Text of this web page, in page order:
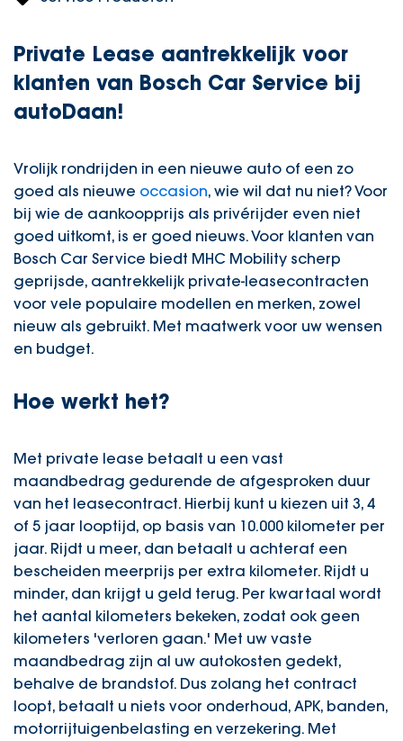
Private Lease aantrekkelijk voor
klanten van Bosch Car Service bij
autoDaan!
Vrolijk rondrijden in een nieuwe auto of een zo
goed als nieuwe occasion, wie wil dat nu niet? Voor
bij wie de aankoopprijs als privérijder even niet
goed uitkomt, is er goed nieuws. Voor klanten van
Bosch Car Service biedt MHC Mobility scherp
geprijsde, aantrekkelijk private-leasecontracten
voor vele populaire modellen en merken, zowel
nieuw als gebruikt. Met maatwerk voor uw wensen
en budget.
Hoe werkt het?
Met private lease betaalt u een vast
maandbedrag gedurende de afgesproken duur
van het leasecontract. Hierbij kunt u kiezen uit 3, 4
of 5 jaar looptijd, op basis van 10.000 kilometer per
jaar. Rijdt u meer, dan betaalt u achteraf een
bescheiden meerprijs per extra kilometer. Rijdt u
minder, dan krijgt u geld terug. Per kwartaal wordt
het aantal kilometers bekeken, zodat ook geen
kilometers 'verloren gaan.' Met uw vaste
maandbedrag zijn al uw autokosten gedekt,
behalve de brandstof. Dus zolang het contract
loopt, betaalt u niets voor onderhoud, APK, banden,
motorrijtuigenbelasting en verzekering. Met